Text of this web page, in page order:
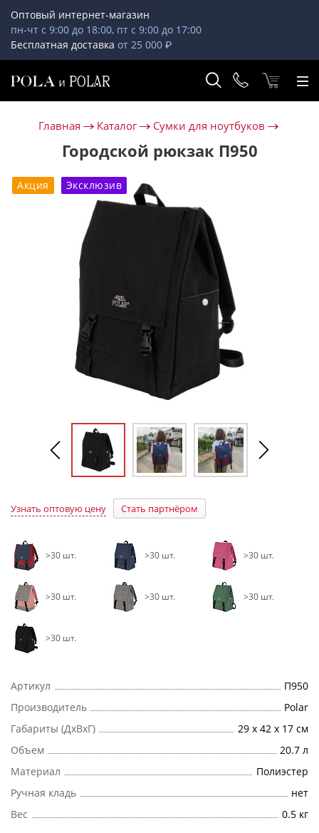
Оптовый интернет-магазин
пн-чт с 9:00 до 18:00, пт с 9:00 до 17:00
Бесплатная доставка от 25 000 ₽
Главная Каталог Сумки для ноутбуков
Городской рюкзак П950
Акция Эксклюзив
Узнать оптовую цену Стать партнёром
>30 шт. >30 шт. >30 шт.
>30 шт. >30 шт. >30 шт.
>30 шт.
Артикул
П950
Производитель
Polar
Габариты (ДхВхГ)
29 х 42 х 17 см
Объем
20.7 л
Материал
Полиэстер
Ручная кладь
нет
Вес
0.5 кг